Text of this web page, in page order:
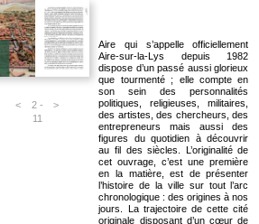
2 -
11
< >
Aire qui s’appelle officiellement
Aire-sur-la-Lys depuis 1982
dispose d’un passé aussi glorieux
que tourmenté ; elle compte en
son sein des personnalités
politiques, religieuses, militaires,
des artistes, des chercheurs, des
entrepreneurs mais aussi des
figures du quotidien à découvrir
au fil des siècles. L’originalité de
cet ouvrage, c’est une première
en la matière, est de présenter
l’histoire de la ville sur tout l’arc
chronologique : des origines à nos
jours. La trajectoire de cette cité
originale disposant d’un cœur de